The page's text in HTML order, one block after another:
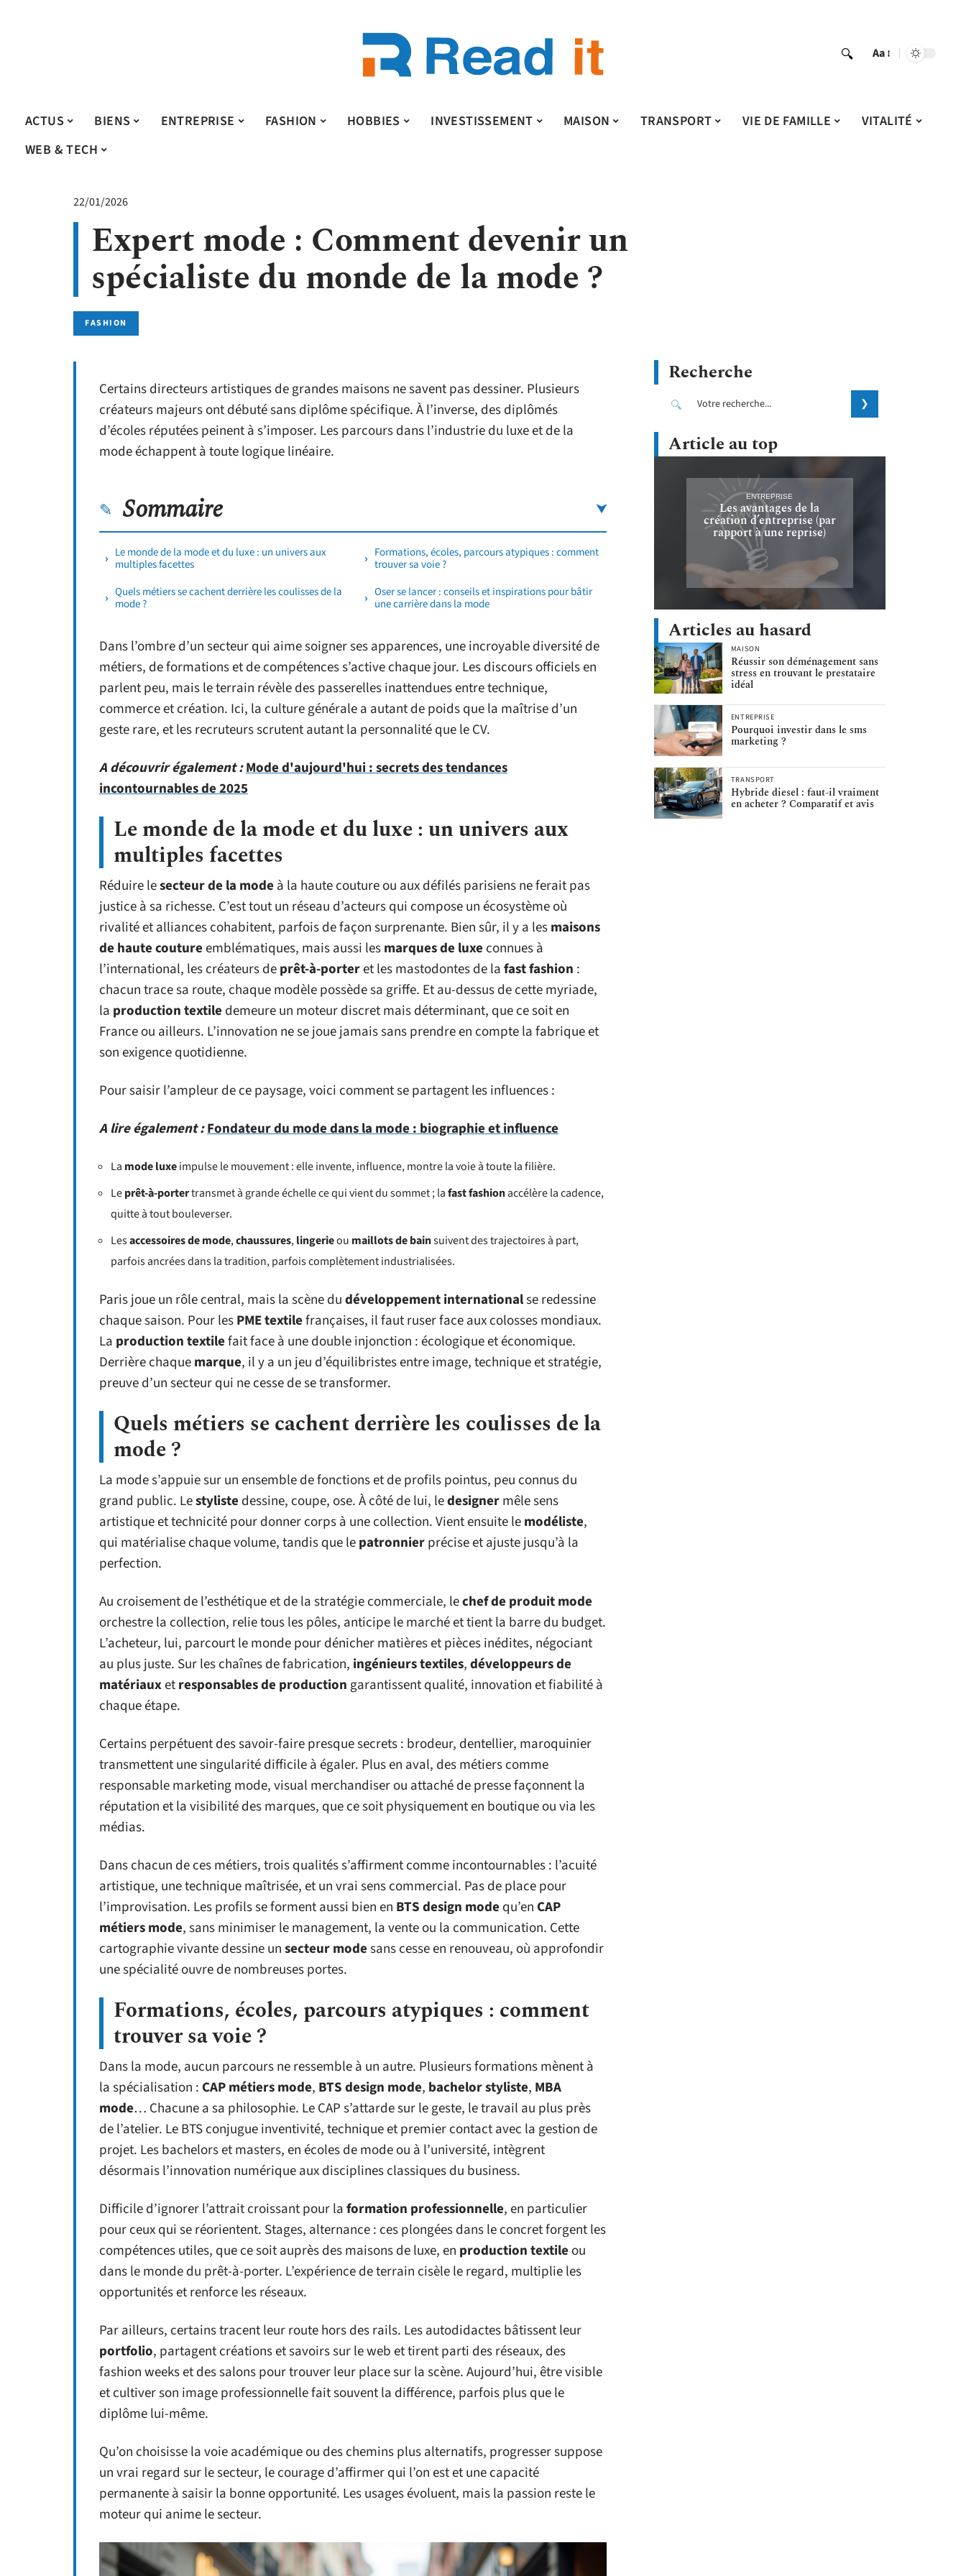
Aa
ACTUS BIENS ENTREPRISE FASHION HOBBIES INVESTISSEMENT MAISON TRANSPORT VIE DE FAMILLE
VITALITÉ
WEB & TECH
22/01/2026
Expert mode : Comment devenir un
spécialiste du monde de la mode ?
FASHION
Certains directeurs artistiques de grandes maisons ne savent pas dessiner. Plusieurs
créateurs majeurs ont débuté sans diplôme spécifique. À l’inverse, des diplômés
d’écoles réputées peinent à s’imposer. Les parcours dans l’industrie du luxe et de la
mode échappent à toute logique linéaire.
Sommaire
Le monde de la mode et du luxe : un univers aux
multiples facettes
Quels métiers se cachent derrière les coulisses de la
mode ?
Formations, écoles, parcours atypiques : comment
trouver sa voie ?
Oser se lancer : conseils et inspirations pour bâtir
une carrière dans la mode
Dans l’ombre d’un secteur qui aime soigner ses apparences, une incroyable diversité de
métiers, de formations et de compétences s’active chaque jour. Les discours officiels en
parlent peu, mais le terrain révèle des passerelles inattendues entre technique,
commerce et création. Ici, la culture générale a autant de poids que la maîtrise d’un
geste rare, et les recruteurs scrutent autant la personnalité que le CV.
A découvrir également :Mode d'aujourd'hui : secrets des tendances
incontournables de 2025
Le monde de la mode et du luxe : un univers aux
multiples facettes
Réduire lesecteur de la mode à la haute couture ou aux défilés parisiens ne ferait pas
justice à sa richesse. C’est tout un réseau d’acteurs qui compose un écosystème où
rivalité et alliances cohabitent, parfois de façon surprenante. Bien sûr, il y a lesmaisons
de haute coutureemblématiques, mais aussi lesmarques de luxe connues à
l’international, les créateurs deprêt-à-porteret les mastodontes de lafast fashion :
chacun trace sa route, chaque modèle possède sa griffe. Et au-dessus de cette myriade,
la production textile demeure un moteur discret mais déterminant, que ce soit en
France ou ailleurs. L’innovation ne se joue jamais sans prendre en compte la fabrique et
son exigence quotidienne.
Pour saisir l’ampleur de ce paysage, voici comment se partagent les influences :
A lire également :Fondateur du mode dans la mode : biographie et influence
La mode luxeimpulse le mouvement : elle invente, influence, montre la voie à toute la filière.
Leprêt-à-portertransmet à grande échelle ce qui vient du sommet ; lafast fashionaccélère la cadence,
quitte à tout bouleverser.
Lesaccessoires de mode,chaussures,lingerieou maillots de bainsuivent des trajectoires à part,
parfois ancrées dans la tradition, parfois complètement industrialisées.
Paris joue un rôle central, mais la scène dudéveloppement internationalse redessine
chaque saison. Pour lesPME textilefrançaises, il faut ruser face aux colosses mondiaux.
La production textilefait face à une double injonction : écologique et économique.
Derrière chaquemarque, il y a un jeu d’équilibristes entre image, technique et stratégie,
preuve d’un secteur qui ne cesse de se transformer.
Quels métiers se cachent derrière les coulisses de la
mode ?
La mode s’appuie sur un ensemble de fonctions et de profils pointus, peu connus du
grand public. Lestyliste dessine, coupe, ose. À côté de lui, ledesignermêle sens
artistique et technicité pour donner corps à une collection. Vient ensuite lemodéliste,
qui matérialise chaque volume, tandis que lepatronnierprécise et ajuste jusqu’à la
perfection.
Au croisement de l’esthétique et de la stratégie commerciale, lechef de produit mode
orchestre la collection, relie tous les pôles, anticipe le marché et tient la barre du budget.
L’acheteur, lui, parcourt le monde pour dénicher matières et pièces inédites, négociant
au plus juste. Sur les chaînes de fabrication, ingénieurs textiles,développeurs de
matériauxetresponsables de production garantissent qualité, innovation et fiabilité à
chaque étape.
Certains perpétuent des savoir-faire presque secrets : brodeur, dentellier, maroquinier
transmettent une singularité difficile à égaler. Plus en aval, des métiers comme
responsable marketing mode, visual merchandiser ou attaché de presse façonnent la
réputation et la visibilité des marques, que ce soit physiquement en boutique ou via les
médias.
Dans chacun de ces métiers, trois qualités s’affirment comme incontournables : l’acuité
artistique, une technique maîtrisée, et un vrai sens commercial. Pas de place pour
l’improvisation. Les profils se forment aussi bien en BTS design mode qu’en CAP
métiers mode, sans minimiser le management, la vente ou la communication. Cette
cartographie vivante dessine unsecteur modesans cesse en renouveau, où approfondir
une spécialité ouvre de nombreuses portes.
Formations, écoles, parcours atypiques : comment
trouver sa voie ?
Dans la mode, aucun parcours ne ressemble à un autre. Plusieurs formations mènent à
la spécialisation : CAP métiers mode, BTS design mode, bachelor styliste, MBA
mode… Chacune a sa philosophie. Le CAP s’attarde sur le geste, le travail au plus près
de l’atelier. Le BTS conjugue inventivité, technique et premier contact avec la gestion de
projet. Les bachelors et masters, en écoles de mode ou à l’université, intègrent
désormais l’innovation numérique aux disciplines classiques du business.
Difficile d’ignorer l’attrait croissant pour laformation professionnelle, en particulier
pour ceux qui se réorientent. Stages, alternance : ces plongées dans le concret forgent les
compétences utiles, que ce soit auprès des maisons de luxe, en production textile ou
dans le monde du prêt-à-porter. L’expérience de terrain cisèle le regard, multiplie les
opportunités et renforce les réseaux.
Par ailleurs, certains tracent leur route hors des rails. Les autodidactes bâtissent leur
portfolio, partagent créations et savoirs sur le web et tirent parti des réseaux, des
fashion weeks et des salons pour trouver leur place sur la scène. Aujourd’hui, être visible
et cultiver son image professionnelle fait souvent la différence, parfois plus que le
diplôme lui-même.
Qu’on choisisse la voie académique ou des chemins plus alternatifs, progresser suppose
un vrai regard sur le secteur, le courage d’affirmer qui l’on est et une capacité
permanente à saisir la bonne opportunité. Les usages évoluent, mais la passion reste le
moteur qui anime le secteur.
Recherche
Article au top
ENTREPRISE
Les avantages de la
création d’entreprise (par
rapport à une reprise)
Articles au hasard
MAISON
Réussir son déménagement sans
stress en trouvant le prestataire
idéal
ENTREPRISE
Pourquoi investir dans le sms
marketing ?
TRANSPORT
Hybride diesel : faut-il vraiment
en acheter ? Comparatif et avis